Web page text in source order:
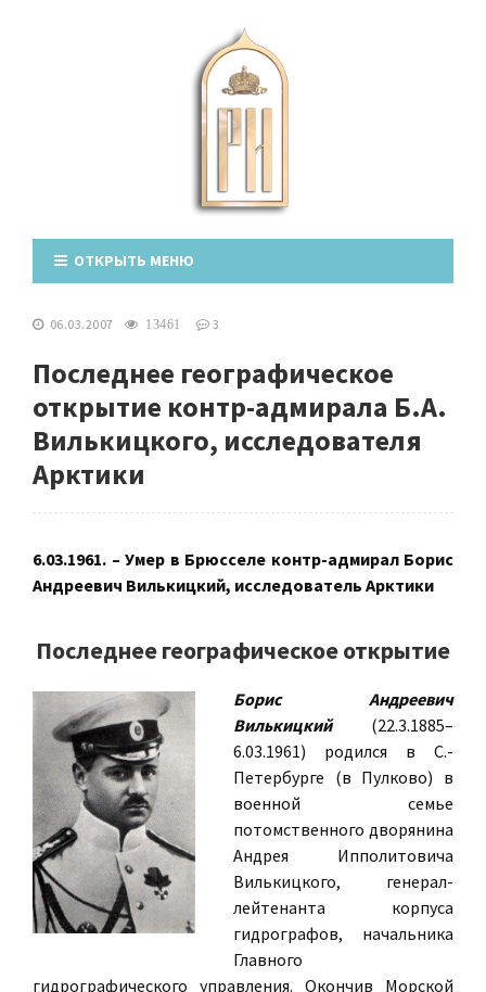
ОТКРЫТЬ МЕНЮ
06.03.2007 13461 3
Последнее географическое
открытие контр-адмирала Б.А.
Вилькицкого, исследователя
Арктики
6.03.1961. – Умер в Брюсселе контр-адмирал Борис
Андреевич Вилькицкий, исследователь Арктики
Последнее географическое открытие
Борис Андреевич
Вилькицкий(22.3.1885–
6.03.1961) родился в С.-
Петербурге (в Пулково) в
военной семье
потомственного дворянина
Андрея Ипполитовича
Вилькицкого, генерал-
лейтенанта корпуса
гидрографов, начальника
Главного
гидрографического управления. Окончив Морской